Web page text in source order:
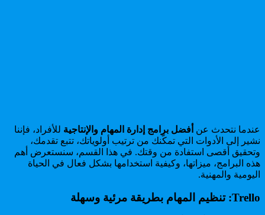
عندما نتحدث عن أفضل برامج إدارة المهام والإنتاجية للأفراد، فإننا
نشير إلى الأدوات التي تمكّنك من ترتيب أولوياتك، تتبع تقدمك،
وتحقيق أقصى استفادة من وقتك. في هذا القسم، سنستعرض أهم
هذه البرامج، ميزاتها، وكيفية استخدامها بشكل فعال في الحياة
اليومية والمهنية.
Trello: تنظيم المهام بطريقة مرئية وسهلة